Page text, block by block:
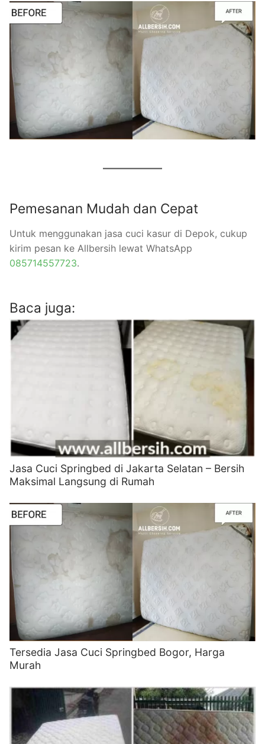
Pemesanan Mudah dan Cepat
Untuk menggunakan jasa cuci kasur di Depok, cukup
kirim pesan ke Allbersih lewat WhatsApp
085714557723.
Baca juga:
Jasa Cuci Springbed di Jakarta Selatan – Bersih
Maksimal Langsung di Rumah
Tersedia Jasa Cuci Springbed Bogor, Harga
Murah